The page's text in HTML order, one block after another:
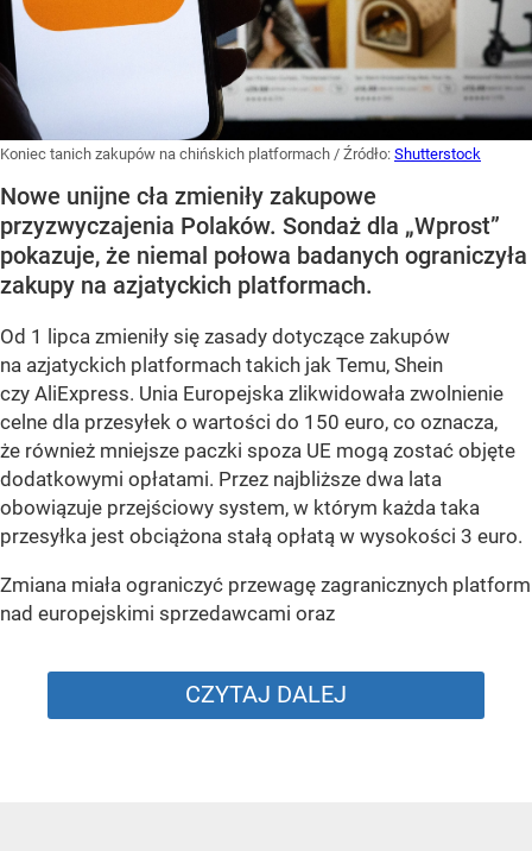
Koniec tanich zakupów na chińskich platformach / Źródło: Shutterstock
Nowe unijne cła zmieniły zakupowe
przyzwyczajenia Polaków. Sondaż dla „Wprost”
pokazuje, że niemal połowa badanych ograniczyła
zakupy na azjatyckich platformach.
Od 1 lipca zmieniły się zasady dotyczące zakupów
na azjatyckich platformach takich jak Temu, Shein
czy AliExpress. Unia Europejska zlikwidowała zwolnienie
celne dla przesyłek o wartości do 150 euro, co oznacza,
że również mniejsze paczki spoza UE mogą zostać objęte
dodatkowymi opłatami. Przez najbliższe dwa lata
obowiązuje przejściowy system, w którym każda taka
przesyłka jest obciążona stałą opłatą w wysokości 3 euro.
Zmiana miała ograniczyć przewagę zagranicznych platform
nad europejskimi sprzedawcami oraz
CZYTAJ DALEJ